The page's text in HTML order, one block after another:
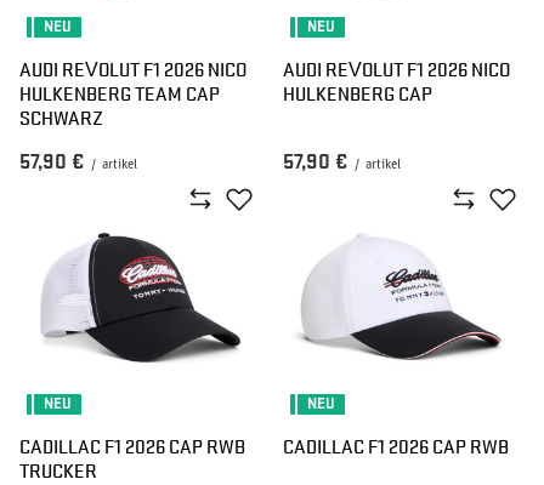
NEU
AUDI REVOLUT F1 2026 NICO
HULKENBERG TEAM CAP
SCHWARZ
57,90 € / artikel
NEU
AUDI REVOLUT F1 2026 NICO
HULKENBERG CAP
57,90 € / artikel
NEU
CADILLAC F1 2026 CAP RWB
TRUCKER
NEU
CADILLAC F1 2026 CAP RWB